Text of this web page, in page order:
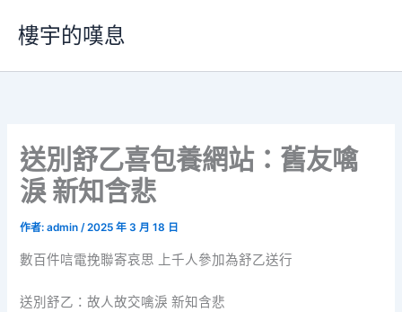
要
樓宇的嘆息
送別舒乙喜包養網站：舊友噙
淚 新知含悲
作者:admin/2025 年 3 月 18 日
數百件唁電挽聯寄哀思 上千人參加為舒乙送行
送別舒乙：故人故交噙淚 新知含悲